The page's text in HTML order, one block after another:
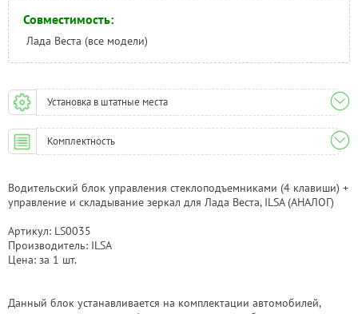
Совместимость:
Лада Веста (все модели)
Установка в штатные места
Комплектность
Водительский блок управления стеклоподъемниками (4 клавиши) +
управление и складывание зеркал для Лада Веста, ILSA (АНАЛОГ)
Артикул: LS0035
Производитель: ILSA
Цена: за 1 шт.
Данный блок устанавливается на комплектации автомобилей,